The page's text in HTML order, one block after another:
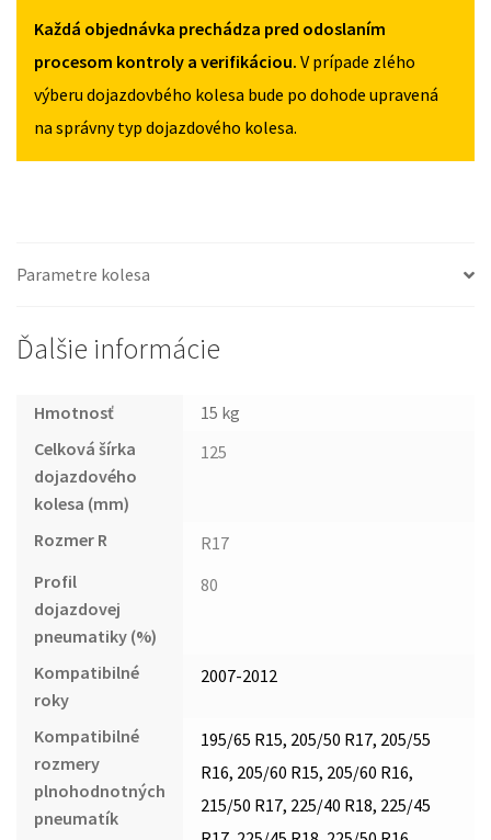
2007-
2012
125/80R17
Každá objednávka prechádza pred odoslaním
procesom kontroly a verifikáciou. V prípade zlého
výberu dojazdovbého kolesa bude po dohode upravená
na správny typ dojazdového kolesa.
Parametre kolesa
Ďalšie informácie
Hmotnosť
15 kg
Celková šírka
dojazdového
kolesa (mm)
125
Rozmer R
R17
Profil
dojazdovej
pneumatiky (%)
80
Kompatibilné
roky
2007-2012
Kompatibilné
rozmery
plnohodnotných
pneumatík
195/65 R15, 205/50 R17, 205/55
R16, 205/60 R15, 205/60 R16,
215/50 R17, 225/40 R18, 225/45